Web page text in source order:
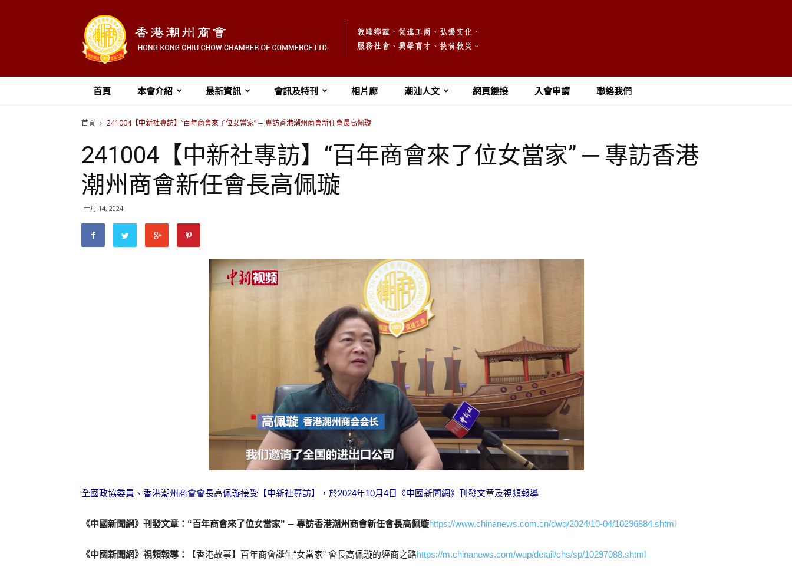
首頁 本會介紹 最新資訊 會訊及特刊 相片廊 潮汕人文 網頁鏈接 入會申請 聯絡我們
首頁 241004【中新社專訪】“百年商會來了位女當家” ─ 專訪香港潮州商會新任會長高佩璇
241004【中新社專訪】“百年商會來了位女當家” ─ 專訪香港
潮州商會新任會長高佩璇
十月 14, 2024
全國政協委員、香港潮州商會會長高佩璇接受【中新社專訪】，於2024年10月4日《中國新聞網》刊發文章及視頻報導
《中國新聞網》刊發文章： “百年商會來了位女當家” ─ 專訪香港潮州商會新任會長高佩璇https://www.chinanews.com.cn/dwq/2024/10-04/10296884.shtml
《中國新聞網》視頻報導： 【香港故事】百年商會誕生“女當家” 會長高佩璇的經商之路https://m.chinanews.com/wap/detail/chs/sp/10297088.shtml